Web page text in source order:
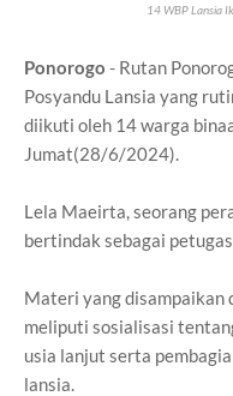
14 WBP Lansia
Ponorogo - Rutan
Posyandu Lansia yang
diikuti oleh 14 warga
Jumat(28/6/2024).
Lela Maeirta, seorang
bertindak sebagai
Materi yang disampaikan
meliputi sosialisasi
usia lanjut serta
lansia.